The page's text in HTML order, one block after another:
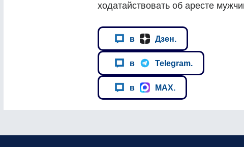
ходатайствовать об аресте
в Дзен.
в Telegram.
в MAX.